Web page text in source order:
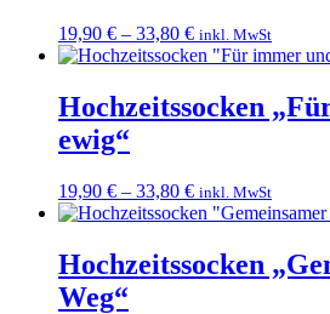
19,90 € – 33,80 € inkl. MwSt
Hochzeitssocken
ewig“
19,90 € – 33,80 € inkl. MwSt
Hochzeitssocken
Weg“